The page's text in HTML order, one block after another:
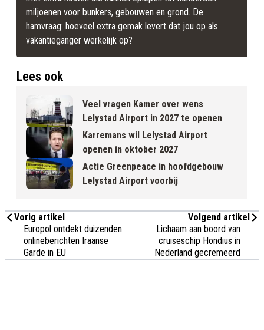
miljoenen voor bunkers, gebouwen en grond. De
hamvraag: hoeveel extra gemak levert dat jou op als
vakantieganger werkelijk op?
Lees ook
Veel vragen Kamer over wens
Lelystad Airport in 2027 te openen
Karremans wil Lelystad Airport
openen in oktober 2027
Actie Greenpeace in hoofdgebouw
Lelystad Airport voorbij
Vorig artikel
Europol ontdekt duizenden
onlineberichten Iraanse
Garde in EU
Volgend artikel
Lichaam aan boord van
cruiseschip Hondius in
Nederland gecremeerd